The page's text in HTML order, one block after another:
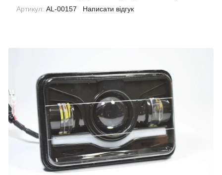
Артикул: AL-00157 Написати відгук